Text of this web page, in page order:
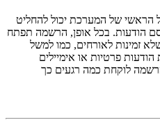
של המערכת יכול להחליט
הודעות. בכל אופן, הרשמה תפתח
זמינות לאורחים, כמו למשל
פרטיות או אימיילים
לוקחת כמה רגעים כך